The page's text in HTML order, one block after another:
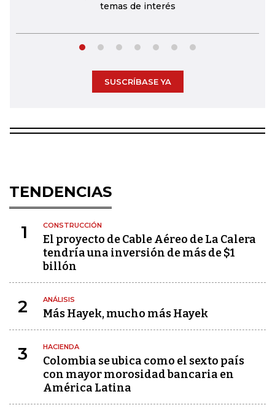
temas de interés
SUSCRÍBASE YA
TENDENCIAS
1 CONSTRUCCIÓN
El proyecto de Cable Aéreo de La Calera
tendría una inversión de más de $1
billón
2 ANÁLISIS
Más Hayek, mucho más Hayek
3 HACIENDA
Colombia se ubica como el sexto país
con mayor morosidad bancaria en
América Latina